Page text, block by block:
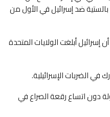
ضد إسرائيل في الأول من
إسرائيل أبلغت الولايات المتحدة
في الضربات الإسرائيلية.
دون اتساع رقعة الصراع في